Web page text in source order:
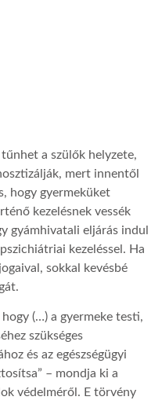
a szülők helyzete,
mert innentől
hogy gyermeküket
kezelésnek vessék
gyámhivatali eljárás indul
kezeléssel. Ha
sokkal kevésbé
(…) a gyermeke testi,
szükséges
és az egészségügyi
– mondja ki a
védelméről. E törvény